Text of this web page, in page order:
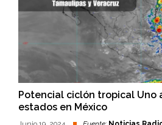
Potencial ciclón tropical Uno
estados en México